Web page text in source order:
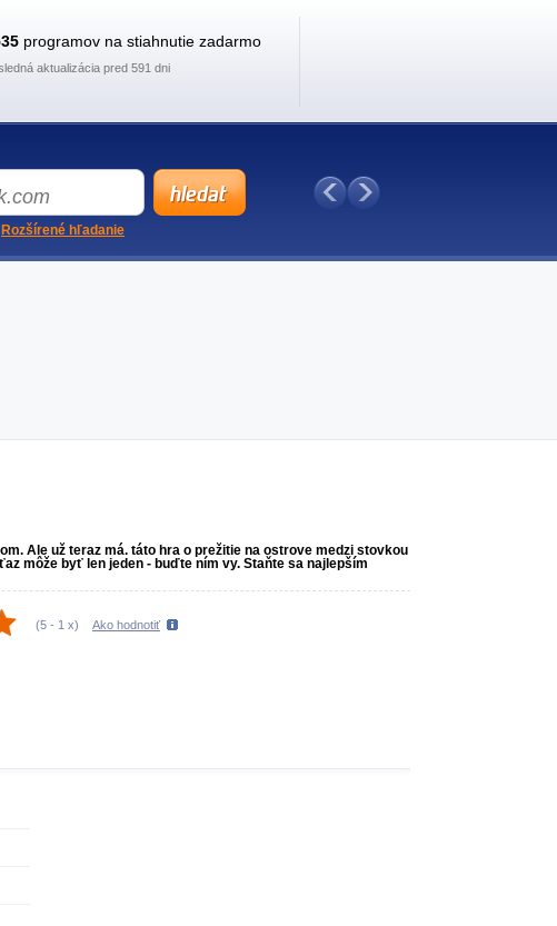
Ale už teraz má. táto hra o prežitie na ostrove medzi stovkou
môže byť len jeden - buďte ním vy. Staňte sa najlepším
(5 - 1 x) Ako hodnotiť
programov na stiahnutie zadarmo
aktualizácia pred 591 dni
Rozšírené hľadanie